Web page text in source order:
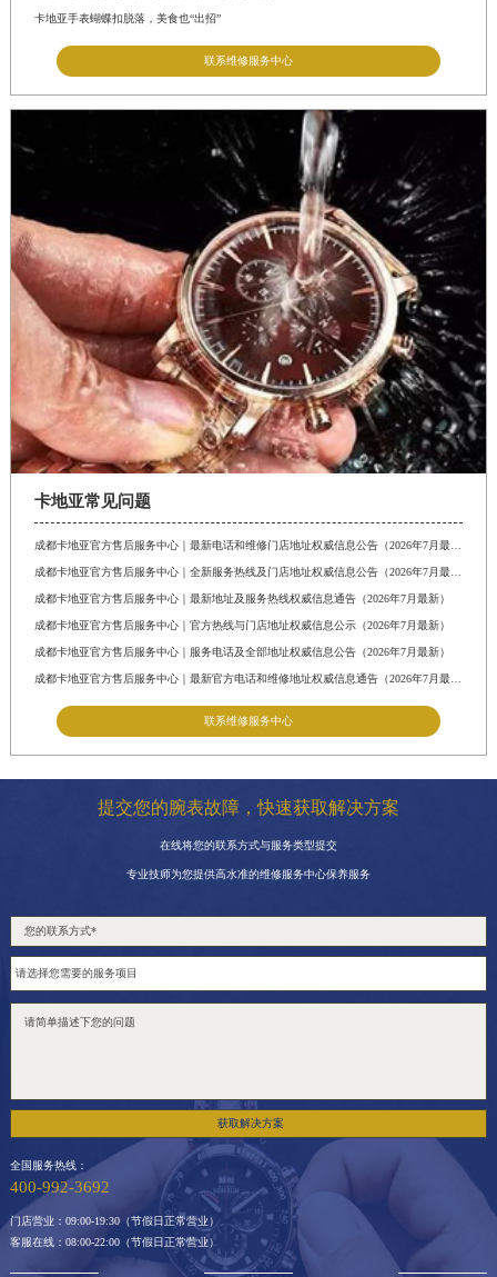
卡地亚手表蝴蝶扣脱落，美食也“出招”
联系维修服务中心
卡地亚常见问题
成都卡地亚官方售后服务中心｜最新电话和维修门店地址权威信息公告（2026年7月最新）
成都卡地亚官方售后服务中心｜全新服务热线及门店地址权威信息公告（2026年7月最新）
成都卡地亚官方售后服务中心｜最新地址及服务热线权威信息通告（2026年7月最新）
成都卡地亚官方售后服务中心｜官方热线与门店地址权威信息公示（2026年7月最新）
成都卡地亚官方售后服务中心｜服务电话及全部地址权威信息公告（2026年7月最新）
成都卡地亚官方售后服务中心｜最新官方电话和维修地址权威信息通告（2026年7月最新）
联系维修服务中心
提交您的腕表故障，快速获取解决方案
在线将您的联系方式与服务类型提交
专业技师为您提供高水准的维修服务中心保养服务
获取解决方案
全国服务热线：
400-992-3692
门店营业：09:00-19:30（节假日正常营业）
客服在线：08:00-22:00（节假日正常营业）